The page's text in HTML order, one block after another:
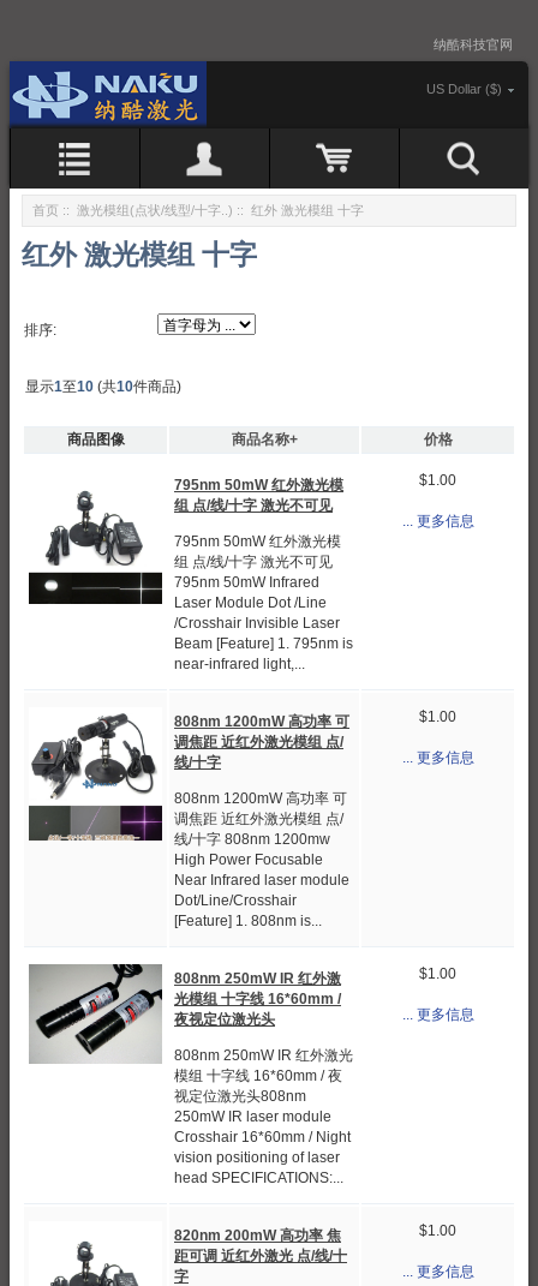
纳酷科技官网
US Dollar ($)
首页 :: 激光模组(点状/线型/十字..) :: 红外 激光模组 十字
红外 激光模组 十字
排序:
显示1至10 (共10件商品)
商品图像 商品名称+ 价格
795nm 50mW 红外激光模
组 点/线/十字 激光不可见
795nm 50mW 红外激光模
组 点/线/十字 激光不可见
795nm 50mW Infrared
Laser Module Dot /Line
/Crosshair Invisible Laser
Beam [Feature] 1. 795nm is
near-infrared light,...
$1.00
... 更多信息
808nm 1200mW 高功率 可
调焦距 近红外激光模组 点/
线/十字
808nm 1200mW 高功率 可
调焦距 近红外激光模组 点/
线/十字 808nm 1200mw
High Power Focusable
Near Infrared laser module
Dot/Line/Crosshair
[Feature] 1. 808nm is...
$1.00
... 更多信息
808nm 250mW IR 红外激
光模组 十字线 16*60mm /
夜视定位激光头
808nm 250mW IR 红外激光
模组 十字线 16*60mm / 夜
视定位激光头808nm
250mW IR laser module
Crosshair 16*60mm / Night
vision positioning of laser
head SPECIFICATIONS:...
$1.00
... 更多信息
820nm 200mW 高功率 焦
距可调 近红外激光 点/线/十
字
$1.00
... 更多信息